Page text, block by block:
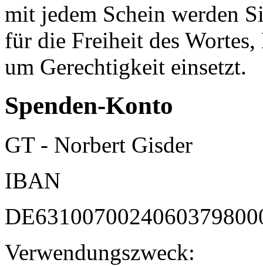
mit jedem Schein werden
für die Freiheit des
um Gerechtigkeit einsetzt.
Spenden-Konto
GT - Norbert Gisder
IBAN
Verwendungszweck: